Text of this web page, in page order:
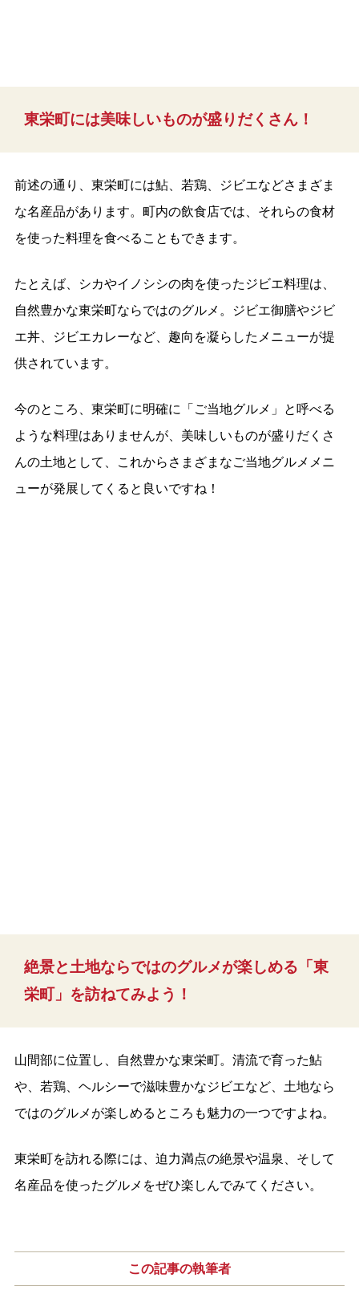
東栄町には美味しいものが盛りだくさん！
前述の通り、東栄町には鮎、若鶏、ジビエなどさまざま
な名産品があります。町内の飲食店では、それらの食材
を使った料理を食べることもできます。
たとえば、シカやイノシシの肉を使ったジビエ料理は、
自然豊かな東栄町ならではのグルメ。ジビエ御膳やジビ
エ丼、ジビエカレーなど、趣向を凝らしたメニューが提
供されています。
今のところ、東栄町に明確に「ご当地グルメ」と呼べる
ような料理はありませんが、美味しいものが盛りだくさ
んの土地として、これからさまざまなご当地グルメメニ
ューが発展してくると良いですね！
絶景と土地ならではのグルメが楽しめる「東
栄町」を訪ねてみよう！
山間部に位置し、自然豊かな東栄町。清流で育った鮎
や、若鶏、ヘルシーで滋味豊かなジビエなど、土地なら
ではのグルメが楽しめるところも魅力の一つですよね。
東栄町を訪れる際には、迫力満点の絶景や温泉、そして
名産品を使ったグルメをぜひ楽しんでみてください。
この記事の執筆者